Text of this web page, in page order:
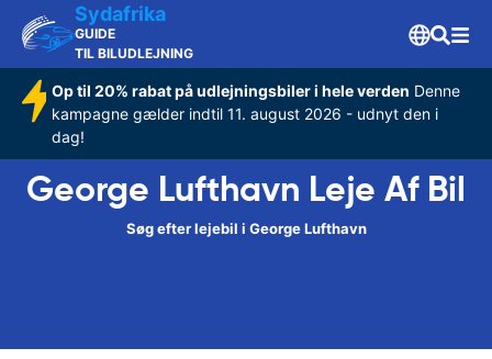
Sydafrika
GUIDE
TIL BILUDLEJNING
Op til 20% rabat på udlejningsbiler i hele verden Denne
kampagne gælder indtil 11. august 2026 - udnyt den i
dag!
George Lufthavn Leje Af Bil
Søg efter lejebil i George Lufthavn